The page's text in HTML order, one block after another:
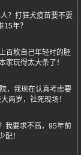
？打狂犬疫苗要不要
年？
百枚自己年轻时的胚
家玩得太大条了！
，我现在认真考虑要
两岁，社死现场！
我要求不高，95年前
配！